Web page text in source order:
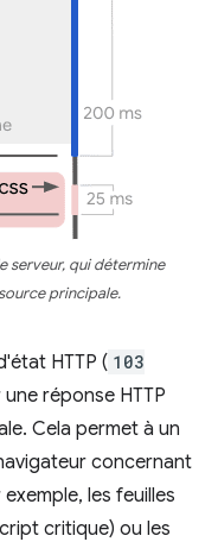
serveur, qui détermine
principale.
HTTP ( 103
réponse HTTP
Cela permet à un
concernant
les feuilles
critique) ou les